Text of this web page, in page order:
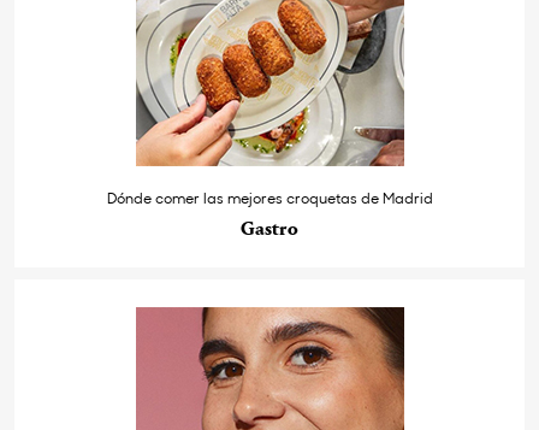
Dónde comer las mejores croquetas de Madrid
Gastro